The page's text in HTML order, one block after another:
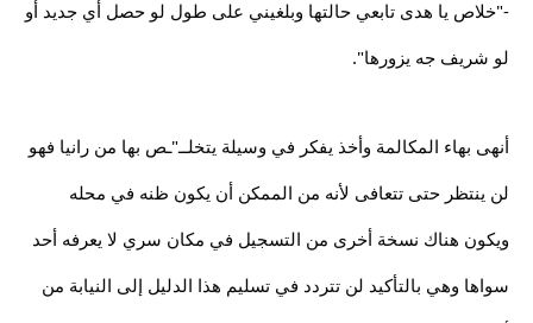
-"خلاص يا هدى تابعي حالتها وبلغيني على طول لو حصل أي جديد أو
لو شريف جه يزورها".
أنهى بهاء المكالمة وأخذ يفكر في وسيلة يتخلــ"ـص بها من رانيا فهو
لن ينتظر حتى تتعافى لأنه من الممكن أن يكون ظنه في محله
ويكون هناك نسخة أخرى من التسجيل في مكان سري لا يعرفه أحد
سواها وهي بالتأكيد لن تتردد في تسليم هذا الدليل إلى النيابة من